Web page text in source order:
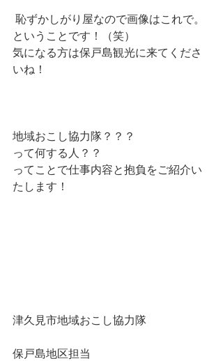
ということです！（笑）
気になる方は保戸島観光に来てくださ
いね！
地域おこし協力隊？？？
って何する人？？
ってことで仕事内容と抱負をご紹介い
たします！
津久見市地域おこし協力隊
保戸島地区担当